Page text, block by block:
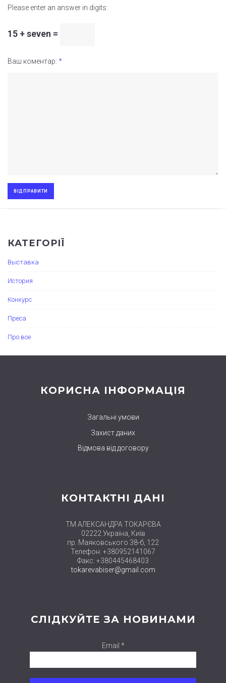
Please enter an answer in digits:
15 + seven =
Ваш коментар: *
КАТЕГОРІЇ
Выставка
История
Конкурс
Преса
Про все
КОРИСНА ІНФОРМАЦІЯ
Загальні умови
Захист даних
Відмова від договору
КОНТАКТНІ ДАНІ
ТМ АЛЕКСАНДРА ТОКАРЄВА
02222 Україна, Київ
пр. Маяковського 38-б, 122
Телефон: +380952141067
Факс: +380445468403
tokarevabiser@gmail.com
СЛІДКУЙТЕ ЗА НОВИНАМИ
Email *